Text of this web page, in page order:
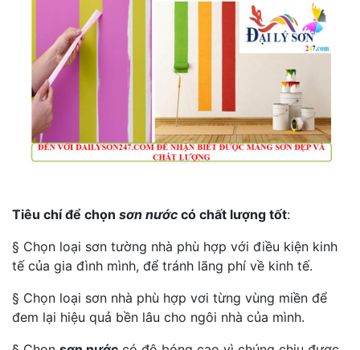
Tiêu chí để chọn sơn nước có chất lượng tốt:
§ Chọn loại sơn tường nhà phù hợp với điều kiện kinh
tế của gia đình mình, để tránh lãng phí về kinh tế.
§ Chọn loại sơn nhà phù hợp vơi từng vùng miền để
đem lại hiệu quả bền lâu cho ngôi nhà của mình.